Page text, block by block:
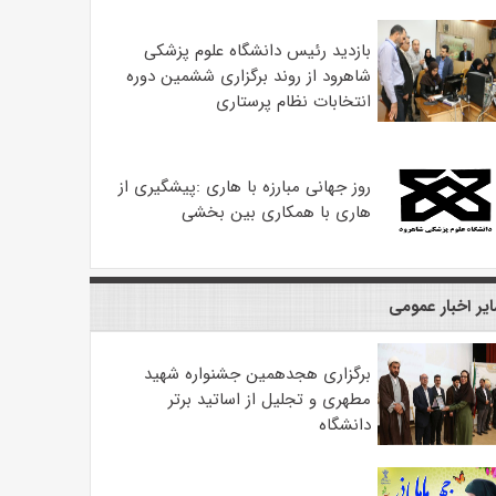
بازدید رئیس دانشگاه علوم پزشکی
شاهرود از روند برگزاری ششمین دوره
انتخابات نظام پرستاری
روز جهانی مبارزه با هاری :پیشگیری از
هاری با همکاری بین بخشی
اخبار عمومی
برگزاری هجدهمین جشنواره شهید
مطهری و تجلیل از اساتید برتر
دانشگاه